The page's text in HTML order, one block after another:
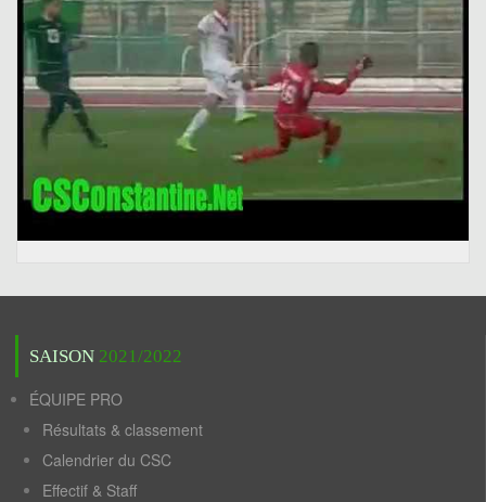
SAISON 2021/2022
ÉQUIPE PRO
Résultats & classement
Calendrier du CSC
Effectif & Staff